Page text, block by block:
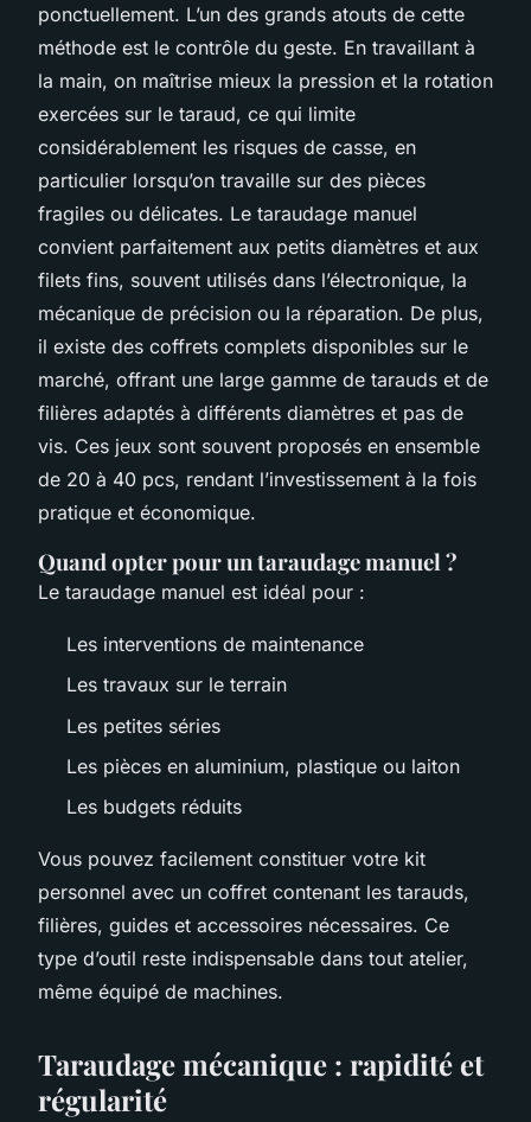
ponctuellement. L’un des grands atouts de cette
méthode est le contrôle du geste. En travaillant à
la main, on maîtrise mieux la pression et la rotation
exercées sur le taraud, ce qui limite
considérablement les risques de casse, en
particulier lorsqu’on travaille sur des pièces
fragiles ou délicates. Le taraudage manuel
convient parfaitement aux petits diamètres et aux
filets fins, souvent utilisés dans l’électronique, la
mécanique de précision ou la réparation. De plus,
il existe des coffrets complets disponibles sur le
marché, offrant une large gamme de tarauds et de
filières adaptés à différents diamètres et pas de
vis. Ces jeux sont souvent proposés en ensemble
de 20 à 40 pcs, rendant l’investissement à la fois
pratique et économique.
Quand opter pour un taraudage manuel ?
Le taraudage manuel est idéal pour :
Les interventions de maintenance
Les travaux sur le terrain
Les petites séries
Les pièces en aluminium, plastique ou laiton
Les budgets réduits
Vous pouvez facilement constituer votre kit
personnel avec un coffret contenant les tarauds,
filières, guides et accessoires nécessaires. Ce
type d’outil reste indispensable dans tout atelier,
même équipé de machines.
Taraudage mécanique : rapidité et
régularité